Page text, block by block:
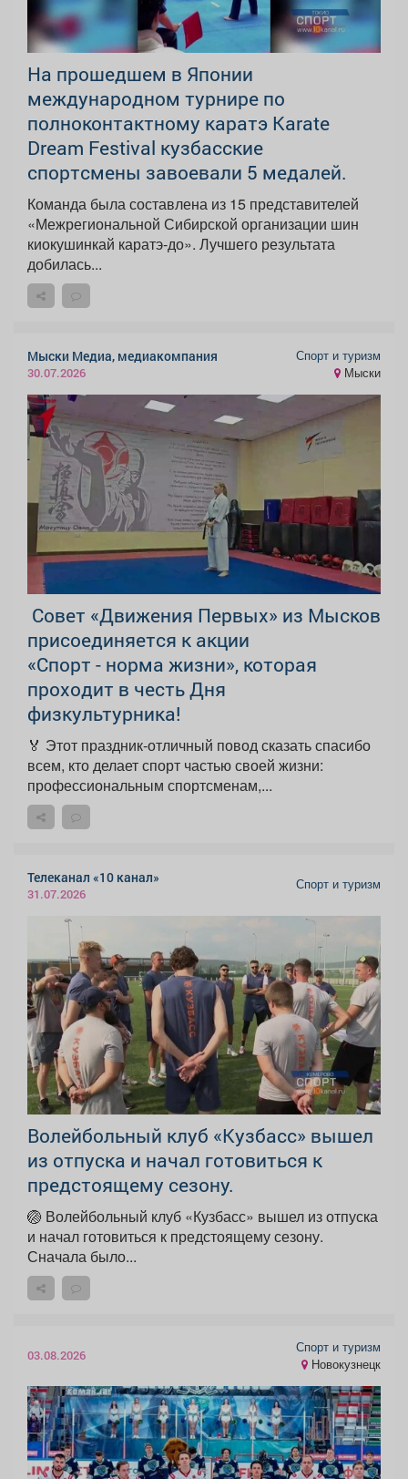
На прошедшем в Японии
международном турнире по
полноконтактному каратэ Karate
Dream Festival кузбасские
спортсмены завоевали 5 медалей.
Команда была составлена из 15 представителей
«Межрегиональной Сибирской организации шин
киокушинкай каратэ-до». Лучшего результата
добилась...
Мыски Медиа, медиакомпания
30.07.2026
Спорт и туризм
Мыски
Совет «Движения Первых» из Мысков
присоединяется к акции
«Спорт - норма жизни», которая
проходит в честь Дня
физкультурника!
🏅 Этот праздник-отличный повод сказать спасибо
всем, кто делает спорт частью своей жизни:
профессиональным спортсменам,...
Телеканал «10 канал»
31.07.2026
Спорт и туризм
Волейбольный клуб «Кузбасс» вышел
из отпуска и начал готовиться к
предстоящему сезону.
🏐 Волейбольный клуб «Кузбасс» вышел из отпуска
и начал готовиться к предстоящему сезону.
Сначала было...
03.08.2026
Спорт и туризм
Новокузнецк